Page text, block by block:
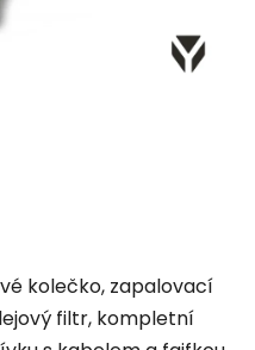
kolečko, zapalovací
filtr, kompletní